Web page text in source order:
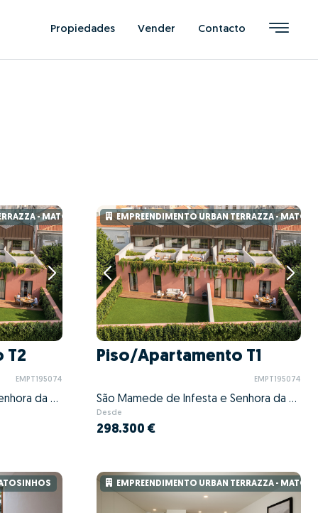
Propiedades Vender Contacto
- MATOSINHOS
T2
EMPT195074
São Mamede de Infesta e Senhora da Hora, Matosinhos, Porto
EMPREENDIMENTO URBAN TERRAZZA -
Piso/Apartamento T1
EMPT195074
São Mamede de Infesta e Senhora da Hora, Matosinhos, Porto
Desde
298.300 €
EMPREENDIMENTO URBAN TERRAZZA -